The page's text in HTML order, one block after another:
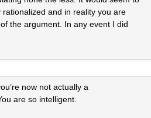
and in reality you are
the argument. In any event I did
now not actually a
are so intelligent.